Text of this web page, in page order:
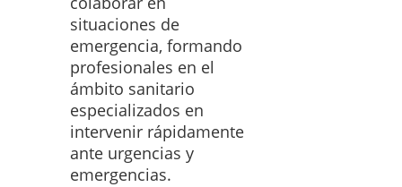
situaciones de
emergencia, formando
profesionales en el
ámbito sanitario
especializados en
intervenir rápidamente
ante urgencias y
emergencias.